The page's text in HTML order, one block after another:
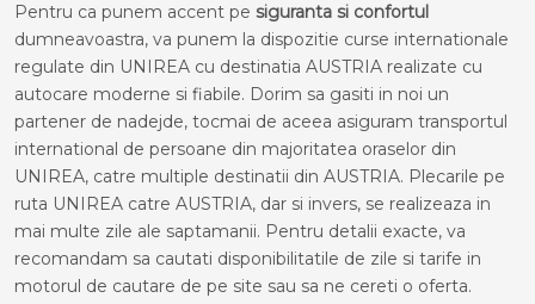
Pentru ca punem accent pe siguranta si confortul
dumneavoastra, va punem la dispozitie curse internationale
regulate din UNIREA cu destinatia AUSTRIA realizate cu
autocare moderne si fiabile. Dorim sa gasiti in noi un
partener de nadejde, tocmai de aceea asiguram transportul
international de persoane din majoritatea oraselor din
UNIREA, catre multiple destinatii din AUSTRIA. Plecarile pe
ruta UNIREA catre AUSTRIA, dar si invers, se realizeaza in
mai multe zile ale saptamanii. Pentru detalii exacte, va
recomandam sa cautati disponibilitatile de zile si tarife in
motorul de cautare de pe site sau sa ne cereti o oferta.